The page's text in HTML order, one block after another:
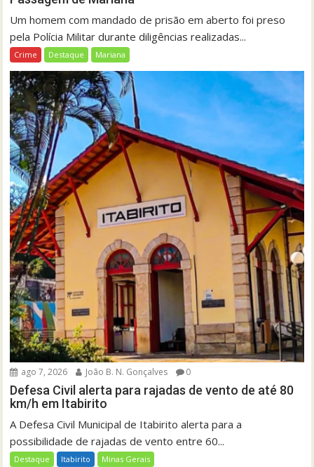
Um homem com mandado de prisão em aberto foi preso
pela Polícia Militar durante diligências realizadas...
Crime Destaque Mariana
ago 7, 2026 João B. N. Gonçalves 0
Defesa Civil alerta para rajadas de vento de até 80
km/h em Itabirito
A Defesa Civil Municipal de Itabirito alerta para a
possibilidade de rajadas de vento entre 60...
Destaque Itabirito Minas Gerais